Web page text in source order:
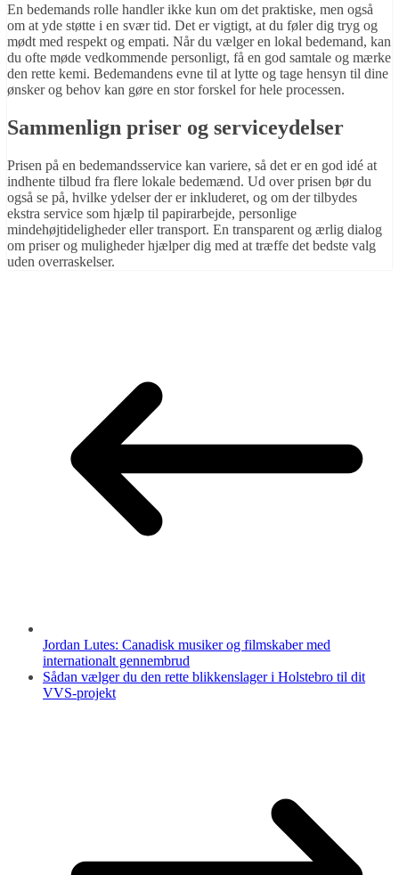
En bedemands rolle handler ikke kun om det praktiske, men også
om at yde støtte i en svær tid. Det er vigtigt, at du føler dig tryg og
mødt med respekt og empati. Når du vælger en lokal bedemand, kan
du ofte møde vedkommende personligt, få en god samtale og mærke
den rette kemi. Bedemandens evne til at lytte og tage hensyn til dine
ønsker og behov kan gøre en stor forskel for hele processen.
Sammenlign priser og serviceydelser
Prisen på en bedemandsservice kan variere, så det er en god idé at
indhente tilbud fra flere lokale bedemænd. Ud over prisen bør du
også se på, hvilke ydelser der er inkluderet, og om der tilbydes
ekstra service som hjælp til papirarbejde, personlige
mindehøjtideligheder eller transport. En transparent og ærlig dialog
om priser og muligheder hjælper dig med at træffe det bedste valg
uden overraskelser.
Jordan Lutes: Canadisk musiker og filmskaber med
internationalt gennembrud
Sådan vælger du den rette blikkenslager i Holstebro til dit
VVS-projekt